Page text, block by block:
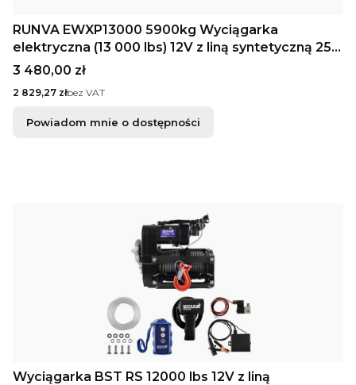
RUNVA EWXP13000 5900kg Wyciągarka
elektryczna (13 000 lbs) 12V z liną syntetyczną 25
m
Cena
3 480,00 zł
Cena
2 829,27 złbez VAT
Powiadom mnie o dostępności
Wyciągarka BST RS 12000 lbs 12V z liną